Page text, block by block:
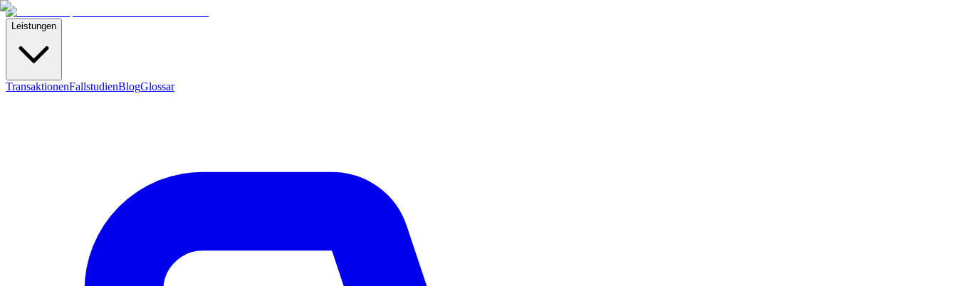
Leistungen
TransaktionenFallstudienBlogGlossar